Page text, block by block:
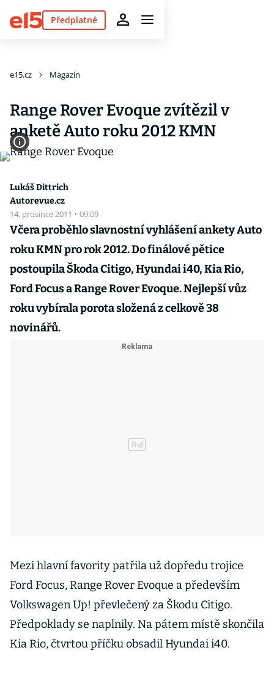
Předplatné
e15.cz Magazín
Range Rover Evoque zvítězil v
anketě Auto roku 2012 KMN
Lukáš Dittrich
Autorevue.cz
14. prosince 2011 · 09:09
Včera proběhlo slavnostní vyhlášení ankety Auto
roku KMN pro rok 2012. Do finálové pětice
postoupila Škoda Citigo, Hyundai i40, Kia Rio,
Ford Focus a Range Rover Evoque. Nejlepší vůz
roku vybírala porota složená z celkově 38
novinářů.
Mezi hlavní favority patřila už dopředu trojice
Ford Focus, Range Rover Evoque a především
Volkswagen Up! převlečený za Škodu Citigo.
Předpoklady se naplnily. Na pátem místě skončila
Kia Rio, čtvrtou příčku obsadil Hyundai i40.